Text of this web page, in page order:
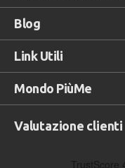
Blog
Link Utili
Mondo PiùMe
Valutazione clienti